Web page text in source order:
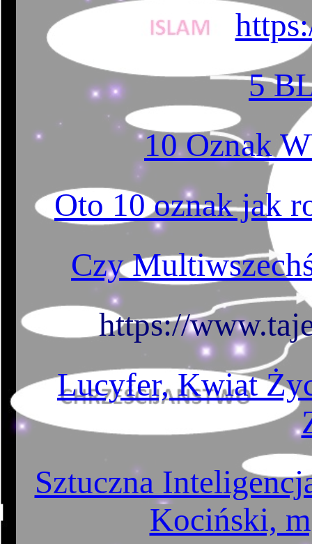
5
10 Oznak
Oto 10 oznak jak
Czy
https://
Lucyfer, Kwiat
Sztuczna
Kociński,